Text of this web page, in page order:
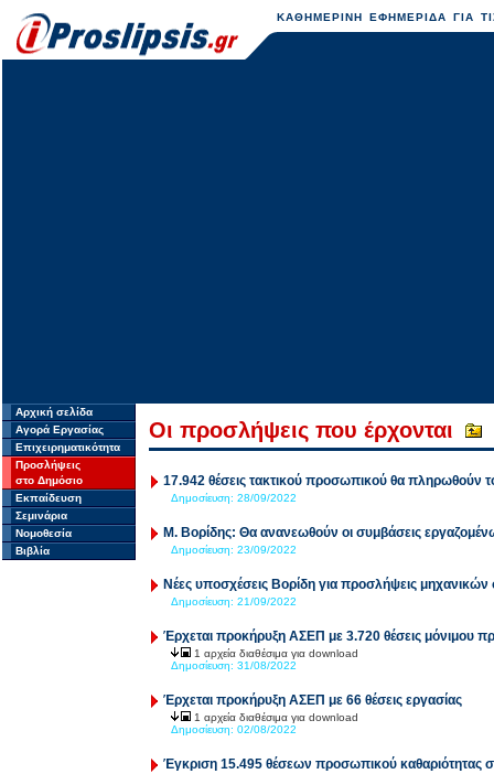
ΚΑΘΗΜΕΡΙΝΗ ΕΦΗΜΕΡΙΔΑ ΓΙΑ
Αρχική σελίδα
Αγορά Εργασίας
Επιχειρηματικότητα
Προσλήψεις
στο Δημόσιο
Εκπαίδευση
Σεμινάρια
Νομοθεσία
Βιβλία
Οι προσλήψεις που έρχονται
17.942 θέσεις τακτικού προσωπικού θα πληρωθούν
Δημοσίευση: 28/09/2022
M. Boρίδης: Θα ανανεωθούν οι συμβάσεις
Δημοσίευση: 23/09/2022
Νέες υποσχέσεις Βορίδη για προσλήψεις μηχανικών
Δημοσίευση: 21/09/2022
Έρχεται προκήρυξη ΑΣΕΠ με 3.720 θέσεις μόνιμου
1 αρχεία διαθέσιμα για download
Δημοσίευση: 31/08/2022
Έρχεται προκήρυξη ΑΣΕΠ με 66 θέσεις εργασίας
1 αρχεία διαθέσιμα για download
Δημοσίευση: 02/08/2022
Έγκριση 15.495 θέσεων προσωπικού καθαριότητας